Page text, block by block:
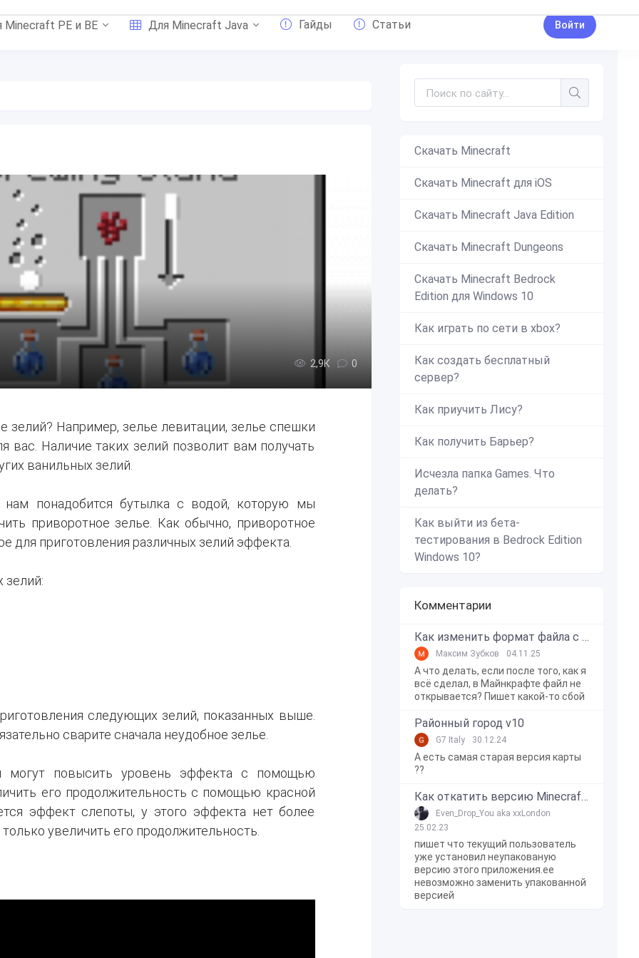
Minecraft PE и BE Для Minecraft Java Гайды Статьи Войти
2,9К 0
зелий? Например, зелье левитации, зелье спешки
вас. Наличие таких зелий позволит вам получать
ванильных зелий.
нам понадобится бутылка с водой, которую мы
приворотное зелье. Как обычно, приворотное
для приготовления различных зелий эффекта.
зелий:
следующих зелий, показанных выше.
сварите сначала неудобное зелье.
могут повысить уровень эффекта с помощью
его продолжительность с помощью красной
эффект слепоты, у этого эффекта нет более
увеличить его продолжительность.
Скачать Minecraft
Скачать Minecraft для iOS
Скачать Minecraft Java Edition
Скачать Minecraft Dungeons
Скачать Minecraft Bedrock
Edition для Windows 10
Как играть по сети в xbox?
Как создать бесплатный
сервер?
Как приучить Лису?
Как получить Барьер?
Исчезла папка Games. Что
делать?
Как выйти из бета-
тестирования в Bedrock Edition
Windows 10?
Комментарии
Как изменить формат файла с zip в mcworld?
Максим Зубков 04.11.25
А что делать, если после того, как я
всё сделал, в Майнкрафте файл не
открывается? Пишет какой-то сбой
Районный город v10
G7 Italy 30.12.24
А есть самая старая версия карты
??
Как откатить версию Minecraft Bedrock Edition на Windows 10?
Even_Drop_You aka xxLondon
25.02.23
пишет что текущий пользователь
уже установил неупакованую
версию этого приложения.ее
невозможно заменить упакованной
версией